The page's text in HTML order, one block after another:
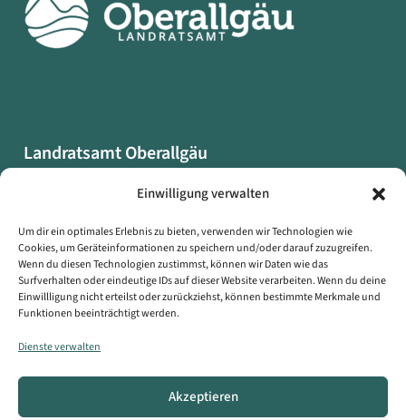
Einwilligung verwalten
Um dir ein optimales Erlebnis zu bieten, verwenden wir Technologien wie
Cookies, um Geräteinformationen zu speichern und/oder darauf zuzugreifen.
Wenn du diesen Technologien zustimmst, können wir Daten wie das
Surfverhalten oder eindeutige IDs auf dieser Website verarbeiten. Wenn du deine
Einwillligung nicht erteilst oder zurückziehst, können bestimmte Merkmale und
Funktionen beeinträchtigt werden.
Dienste verwalten
Akzeptieren
Landratsamt Oberallgäu
87527 Sonthofen
Datenschutzerklärung
Impressum
Erklärung zur Barrierefreiheit
Copyright © Landratsamt Oberallgäu